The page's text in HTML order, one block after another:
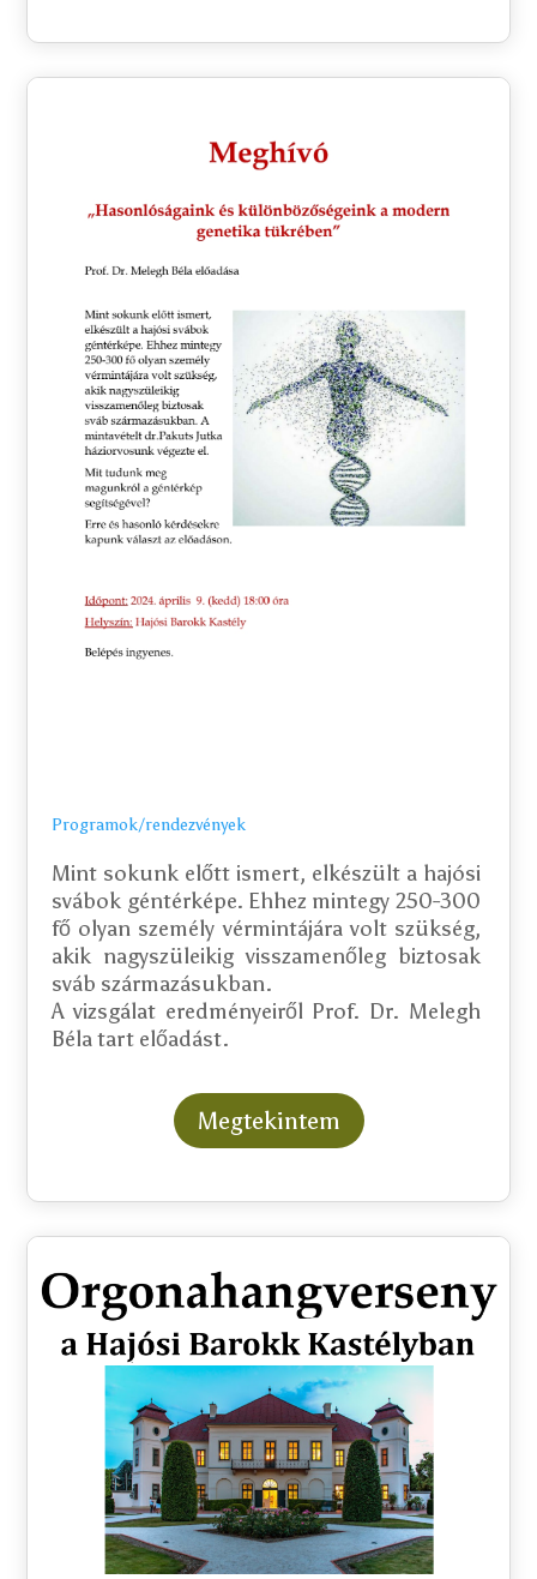
Programok/rendezvények
Mint sokunk előtt ismert, elkészült a hajósi
svábok géntérképe. Ehhez mintegy 250-300
fő olyan személy vérmintájára volt szükség,
akik nagyszüleikig visszamenőleg biztosak
sváb származásukban.
A vizsgálat eredményeiről Prof. Dr. Melegh
Béla tart előadást.
Megtekintem